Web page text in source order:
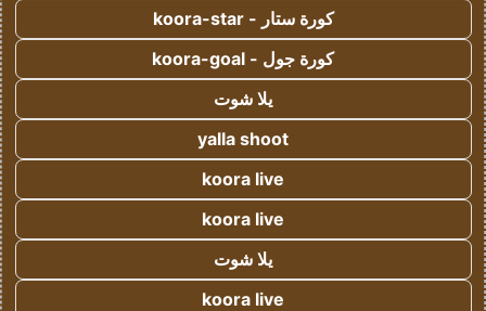
كورة ستار - koora-star
كورة جول - koora-goal
يلا شوت
yalla shoot
koora live
koora live
يلا شوت
koora live